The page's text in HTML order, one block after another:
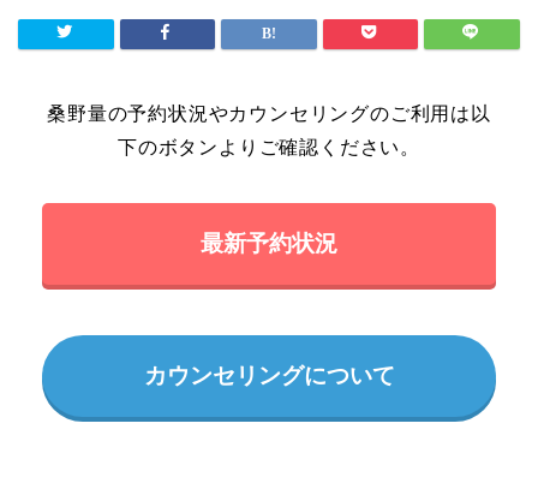
桑野量の予約状況やカウンセリングのご利用は以
下のボタンよりご確認ください。
最新予約状況
カウンセリングについて